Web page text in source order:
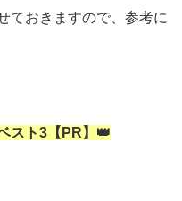
ておきますので、参考に
スト3【PR】👑